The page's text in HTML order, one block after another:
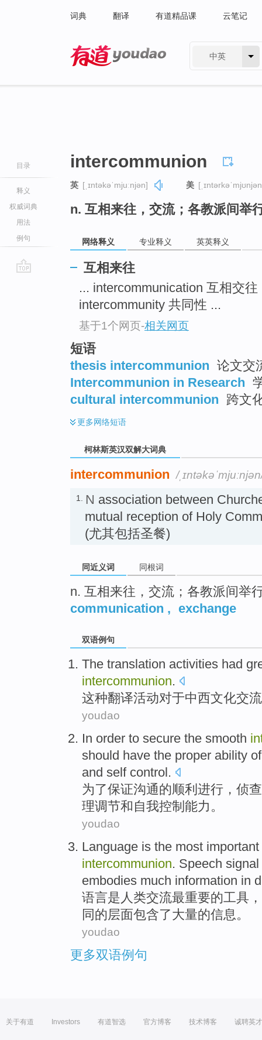
词典 翻译 有道精品课 云笔记
中英
目录
释义
权威词典
用法
例句
intercommunion
英 [ˌɪntəkəˈmjuːnjən] 美
n. 互相来往，交流；各教派间举
网络释义 专业释义 英英释义
互相来往
... intercommunication 互相交往
intercommunity 共同性 ...
基于1个网页-相关网页
短语
thesis intercommunion 论文交
Intercommunion in Research
cultural intercommunion 跨文
更多网络短语
柯林斯英汉双解大词典
intercommunion /
1. N association between
mutual reception of Holy
(尤其包括圣餐)
同近义词 同根词
n. 互相来往，交流；各教派间举
communication , exchange
双语例句
The translation activities had
intercommunion.
这种翻译活动对于中西文化交流
youdao
In order to secure the smooth
should have the proper ability of
and selfcontrol.
为了保证沟通的顺利 进行， 侦查
理调节和 自我控制 能力 。
youdao
Language is the most important
intercommunion. Speech signal
embodies much information in
语言是 人类交流最重要的工具 ，
同 的 层面包含了大量的信息。
youdao
更多双语例句
关于有道 Investors 有道智选 官方博客 技术博客 诚聘英才